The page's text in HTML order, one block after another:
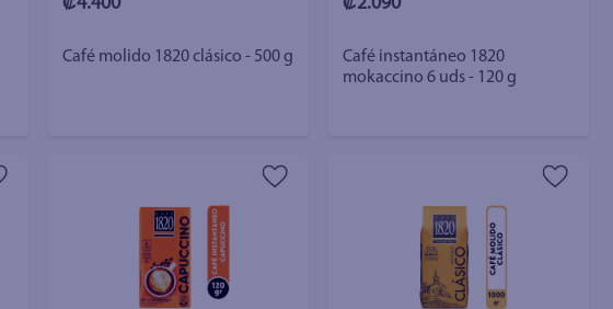
Café molido 1820 clásico - 500 g
Café instantáneo 1820
mokaccino 6 uds - 120 g